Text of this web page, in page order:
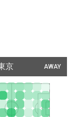
AWAY
京